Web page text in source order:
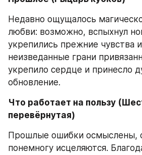
Недавно ощущалось
любви: возможно, вспыхнул
укрепились прежние чувства
неизведанные грани
укрепило сердце и принесло
обновление.
Что работает на пользу
перевёрнутая)
Прошлые ошибки осмыслены,
понемногу исцеляются.